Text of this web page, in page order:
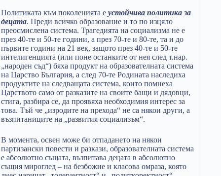
Политиката към поколенията е устойчива политика за
децата. Преди всичко образование и то по изцяло
преосмислена система. Трагедията на социализма не е
през 40-те и 50-те години, а през 70-те и 80-те, та и до
първите години на 21 век, защото през 40-те и 50-те
интелигенцията (или поне останките от нея след т.нар.
„народен съд“) бяха продукт на образователната система
на Царство България, а след 70-те Родината наследиха
продуктите на следващата система, които помнеха
Царството само от разказите на своите бащи и дядовци,
стига, разбира се, да проявяха необходимия интерес за
това. Тъй че „изродите на прехода“ не са някои други, а
възпитаниците на „развития социализъм“.
В момента, освен може би отпадането на някои
партизански повести и разкази, образователната система
е абсолютно същата, възпитава децата в абсолютно
същия мироглед – на безбожие и класова омраза, която